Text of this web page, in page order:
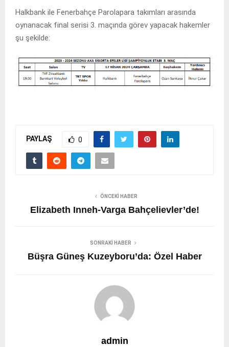
Halkbank ile Fenerbahçe Parolapara takımları arasında
oynanacak final serisi 3. maçında görev yapacak hakemler
şu şekilde:
PAYLAŞ 0
ÖNCEKI HABER
Elizabeth Inneh-Varga Bahçelievler’de!
SONRAKI HABER
Büşra Güneş Kuzeyboru’da: Özel Haber
admin